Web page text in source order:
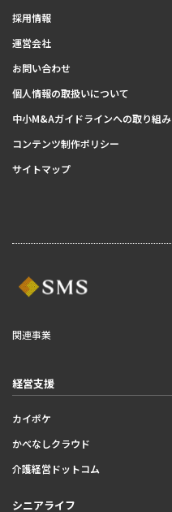
採用情報
運営会社
お問い合わせ
個人情報の取扱いについて
中小M&Aガイドラインへの取り組み
コンテンツ制作ポリシー
サイトマップ
関連事業
経営支援
カイポケ
かべなしクラウド
介護経営ドットコム
シニアライフ